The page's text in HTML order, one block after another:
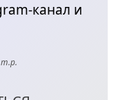
канал и
т.р.